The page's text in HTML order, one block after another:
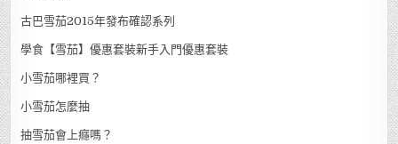
古巴雪茄2015年發布確認系列
學食【雪茄】優惠套裝新手入門優惠套裝
小雪茄哪裡買？
小雪茄怎麼抽
抽雪茄會上癮嗎？